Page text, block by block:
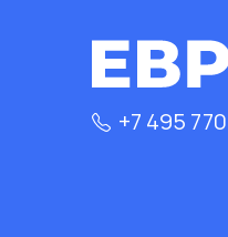
+7 495